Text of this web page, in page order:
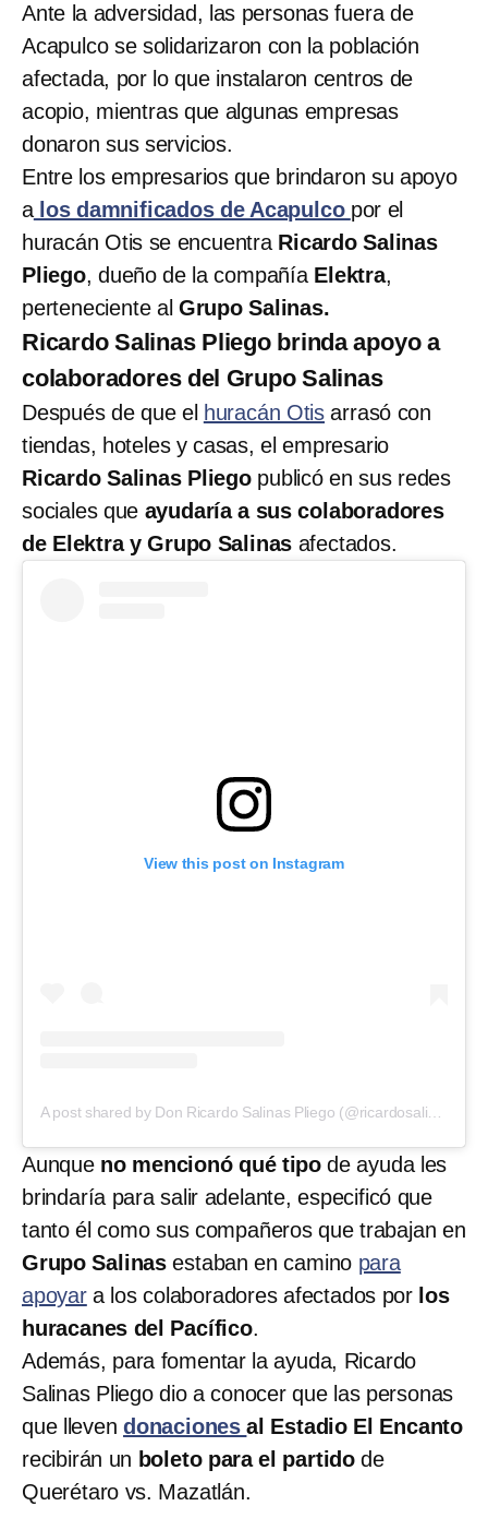
Ante la adversidad, las personas fuera de
Acapulco se solidarizaron con la población
afectada, por lo que instalaron centros de
acopio, mientras que algunas empresas
donaron sus servicios.
Entre los empresarios que brindaron su apoyo
alos damnificados de Acapulco por el
huracán Otis se encuentra Ricardo Salinas
Pliego, dueño de la compañía Elektra,
perteneciente al Grupo Salinas.
Ricardo Salinas Pliego brinda apoyo a
colaboradores del Grupo Salinas
Después de que el huracán Otis arrasó con
tiendas, hoteles y casas, el empresario
Ricardo Salinas Pliego publicó en sus redes
sociales que ayudaría a sus colaboradores
de Elektra y Grupo Salinas afectados.
View this post on Instagram
Aunque no mencionó qué tipode ayuda les
brindaría para salir adelante, especificó que
tanto él como sus compañeros que trabajan en
Grupo Salinas estaban en camino para
apoyara los colaboradores afectados por los
huracanes del Pacífico.
Además, para fomentar la ayuda, Ricardo
Salinas Pliego dio a conocer que las personas
que llevendonacionesal Estadio El Encanto
recibirán un boleto para el partido de
Querétaro vs. Mazatlán.